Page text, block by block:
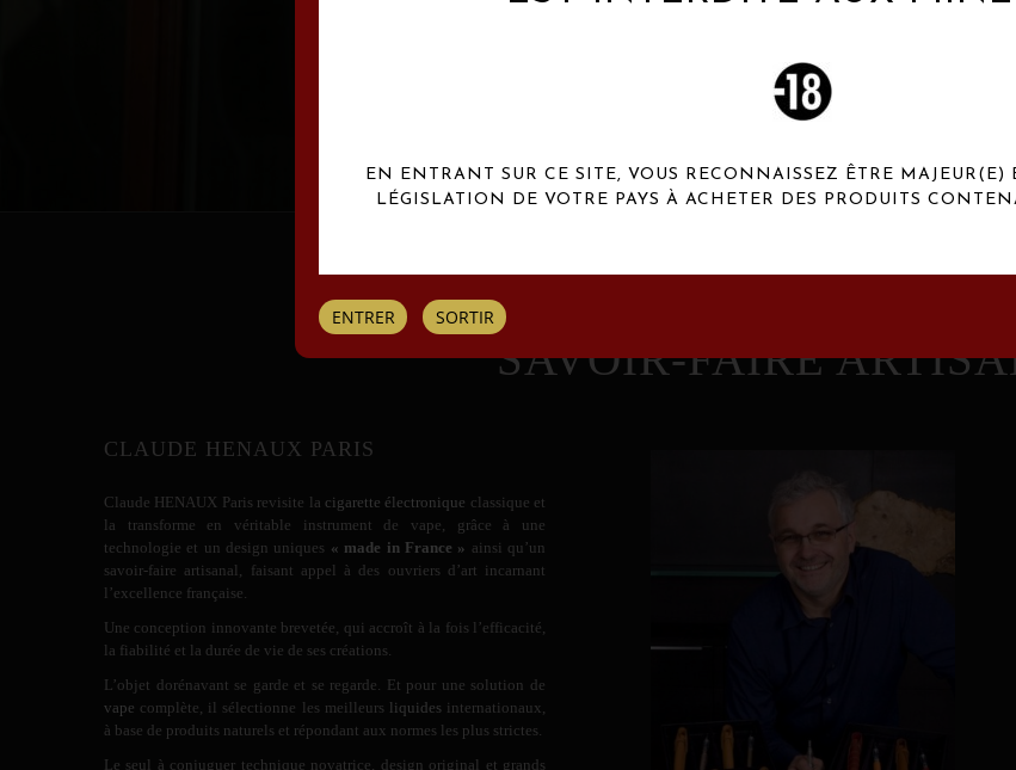
SAVOIR-FAIRE
CLAUDE HENAUX PARIS
Claude HENAUX Paris revisite la cigarette électronique classique et
la transforme en véritable instrument de vape, grâce à une
technologie et un design uniques « made in France » ainsi qu’un
savoir-faire artisanal, faisant appel à des ouvriers d’art incarnant
l’excellence française.
Une conception innovante brevetée, qui accroît à la fois l’efficacité,
la fiabilité et la durée de vie de ses créations.
L’objet dorénavant se garde et se regarde. Et pour une solution de
vape complète, il sélectionne les meilleurs liquidesinternationaux,
à base de produits naturels et répondant aux normes les plus strictes.
Le seul à conjuguer technique novatrice, design original et grands
EN ENTRANT SUR CE SITE, VOUS RECONNAISSEZ ÊTRE MAJEUR(E)
LÉGISLATION DE VOTRE PAYS À ACHETER DES PRODUITS
ENTRER SORTIR